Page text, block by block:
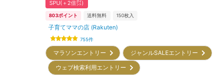
SPU(＋2倍㌽)
803ポイント 送料無料 150枚入
子育てママの店 (Rakuten)
755件
マラソンエントリー
ジャンルSALEエントリー
ウェブ検索利用エントリー